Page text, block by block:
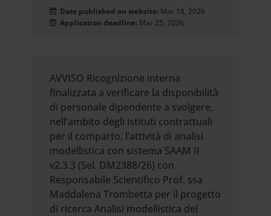
Date published on website: Mar 18, 2026
Application deadline: Mar 25, 2026
AVVISO Ricognizione interna
finalizzata a verificare la disponibilità
di personale dipendente a svolgere,
nell’ambito degli istituti contrattuali
per il comparto, l’attività di analisi
modellistica con sistema SAAM II
v2.3.3 (Sel. DM2388/26) con
Responsabile Scientifico Prof. ssa
Maddalena Trombetta per il progetto
di ricerca Analisi modellistica del